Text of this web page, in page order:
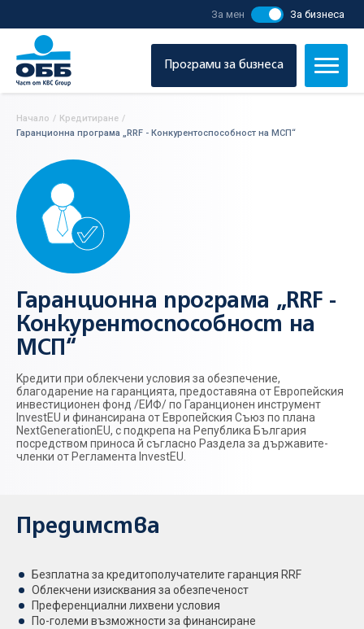
За мен За бизнеса
Програми за бизнеса
Начало / Кредитиране /
Гаранционна програма „RRF - Конкурентоспособност на МСП“
Гаранционна програма „RRF -
Конкурентоспособност на
МСП“
Kредити при облекчени условия за обезпечение,
благодарение на гаранцията, предоставяна от Европейския
инвестиционен фонд /ЕИФ/ по Гаранционен инструмент
InvestEU и финансирана от Европейския Съюз по плана
NextGenerationEU, с подкрепа на Република България
посредством приноса й съгласно Раздела за държавите-
членки от Регламента InvestEU.
Предимства
Безплатна за кредитополучателите гаранция RRF
Облекчени изисквания за обезпеченост
Преференциални лихвени условия
По-големи възможности за финансиране